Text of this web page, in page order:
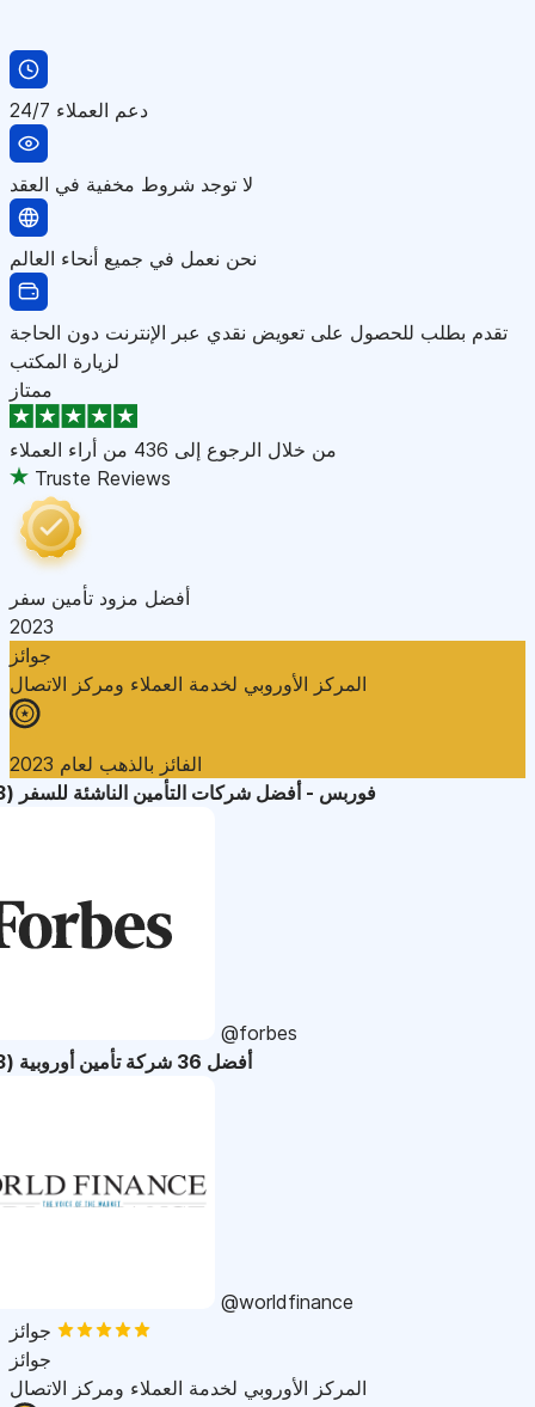
دعم العملاء 24/7
لا توجد شروط مخفية في العقد
نحن نعمل في جميع أنحاء العالم
تقدم بطلب للحصول على تعويض نقدي عبر الإنترنت دون الحاجة
لزيارة المكتب
ممتاز
من خلال الرجوع إلى 436 من أراء العملاء
Truste Reviews
أفضل مزود تأمين سفر
2023
جوائز
المركز الأوروبي لخدمة العملاء ومركز الاتصال
الفائز بالذهب لعام 2023
فوربس - أفضل شركات التأمين الناشئة للسفر (2023)
@forbes
أفضل 36 شركة تأمين أوروبية (2023)
@worldfinance
جوائز
المركز الأوروبي لخدمة العملاء ومركز الاتصال